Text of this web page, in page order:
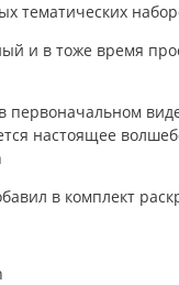
тематических
и в тоже время
настоящее
в комплект